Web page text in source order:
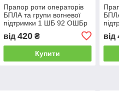
Прапор роти операторів
БПЛА та групи вогневої
підтримки 1 ШБ 92 ОШБр
від 420₴
Купити
від